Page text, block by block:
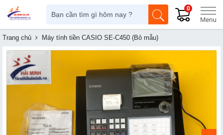
0
Trang chủ Máy tính tiền CASIO SE-C450 (Bỏ mẫu)